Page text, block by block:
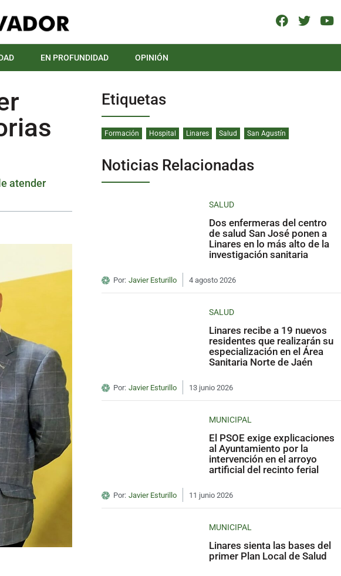
EN PROFUNDIDAD OPINIÓN
atender
Etiquetas
Formación Hospital Linares Salud San Agustín
Noticias Relacionadas
SALUD
Dos enfermeras del centro
de salud San José ponen a
Linares en lo más alto de la
investigación sanitaria
Por: Javier Esturillo 4 agosto 2026
SALUD
Linares recibe a 19 nuevos
residentes que realizarán su
especialización en el Área
Sanitaria Norte de Jaén
Por: Javier Esturillo 13 junio 2026
MUNICIPAL
El PSOE exige explicaciones
al Ayuntamiento por la
intervención en el arroyo
artificial del recinto ferial
Por: Javier Esturillo 11 junio 2026
MUNICIPAL
Linares sienta las bases del
primer Plan Local de Salud